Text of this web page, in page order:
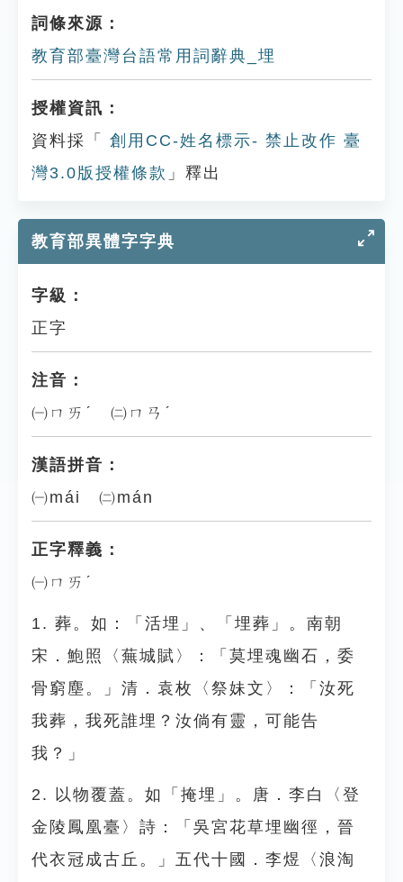
詞條來源：
教育部臺灣台語常用詞辭典_埋
授權資訊：
資料採「
創用CC-姓名標示- 禁止改作 臺
灣3.0版授權條款 」釋出
教育部異體字字典
字級：
正字
注音：
㈠ㄇㄞˊ ㈡ㄇㄢˊ
漢語拼音：
㈠mái ㈡mán
正字釋義：
㈠ㄇㄞˊ
1. 葬。如：「活埋」、「埋葬」。南朝
宋．鮑照〈蕪城賦〉：「莫埋魂幽石，委
骨窮塵。」清．袁枚〈祭妹文〉：「汝死
我葬，我死誰埋？汝倘有靈，可能告
我？」
2. 以物覆蓋。如「掩埋」。唐．李白〈登
金陵鳳凰臺〉詩：「吳宮花草埋幽徑，晉
代衣冠成古丘。」五代十國．李煜〈浪淘